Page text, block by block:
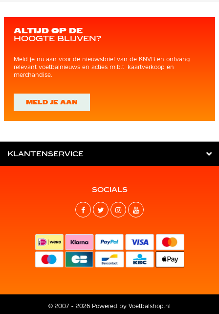
ALTIJD OP DE
HOOGTE BLIJVEN?
Meld je nu aan voor de nieuwsbrief van de KNVB en ontvang
relevant voetbalnieuws en acties m.b.t. kaartverkoop en
merchandise.
MELD JE AAN
KLANTENSERVICE
SOCIALS
© 2007 - 2026 Powered by Voetbalshop.nl